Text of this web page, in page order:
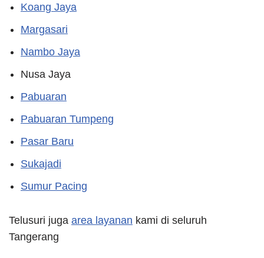
Koang Jaya
Margasari
Nambo Jaya
Nusa Jaya
Pabuaran
Pabuaran Tumpeng
Pasar Baru
Sukajadi
Sumur Pacing
Telusuri juga area layanan kami di seluruh
Tangerang